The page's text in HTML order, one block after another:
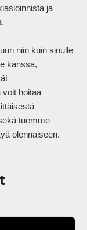
ja
niin kuin sinulle
kanssa,
voit hoitaa
tuemme